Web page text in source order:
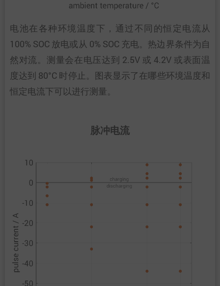
电池在各种环境温度下，通过不同的恒定电流从
100% SOC 放电或从 0% SOC 充电。热边界条件为自
然对流。测量会在电压达到 2.5V 或 4.2V 或表面温
度达到 80°C 时停止。图表显示了在哪些环境温度和
恒定电流下可以进行测量。
脉冲电流